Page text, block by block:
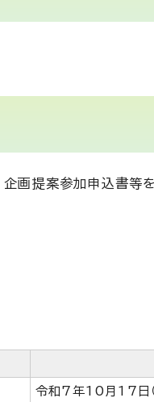
画提案参加申込書等
令和7年10月17日